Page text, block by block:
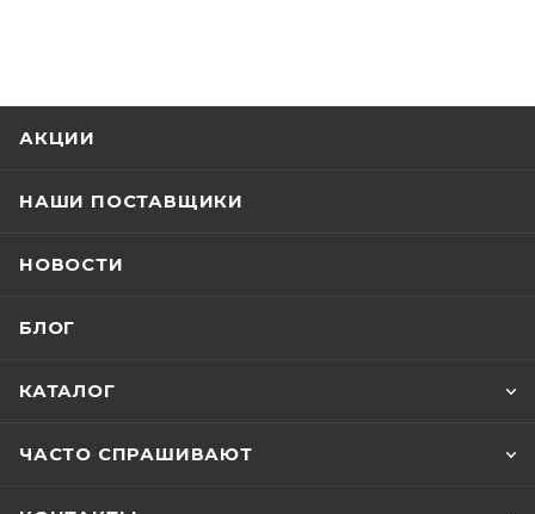
АКЦИИ
НАШИ ПОСТАВЩИКИ
НОВОСТИ
БЛОГ
КАТАЛОГ
ЧАСТО СПРАШИВАЮТ